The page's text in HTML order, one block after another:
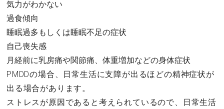
気力がわかない
過食傾向
睡眠過多もしくは睡眠不足の症状
自己喪失感
月経前に乳房痛や関節痛、体重増加などの身体症状
PMDDの場合、日常生活に支障が出るほどの精神症状が
出る場合があります。
ストレスが原因であると考えられているので、日常生活